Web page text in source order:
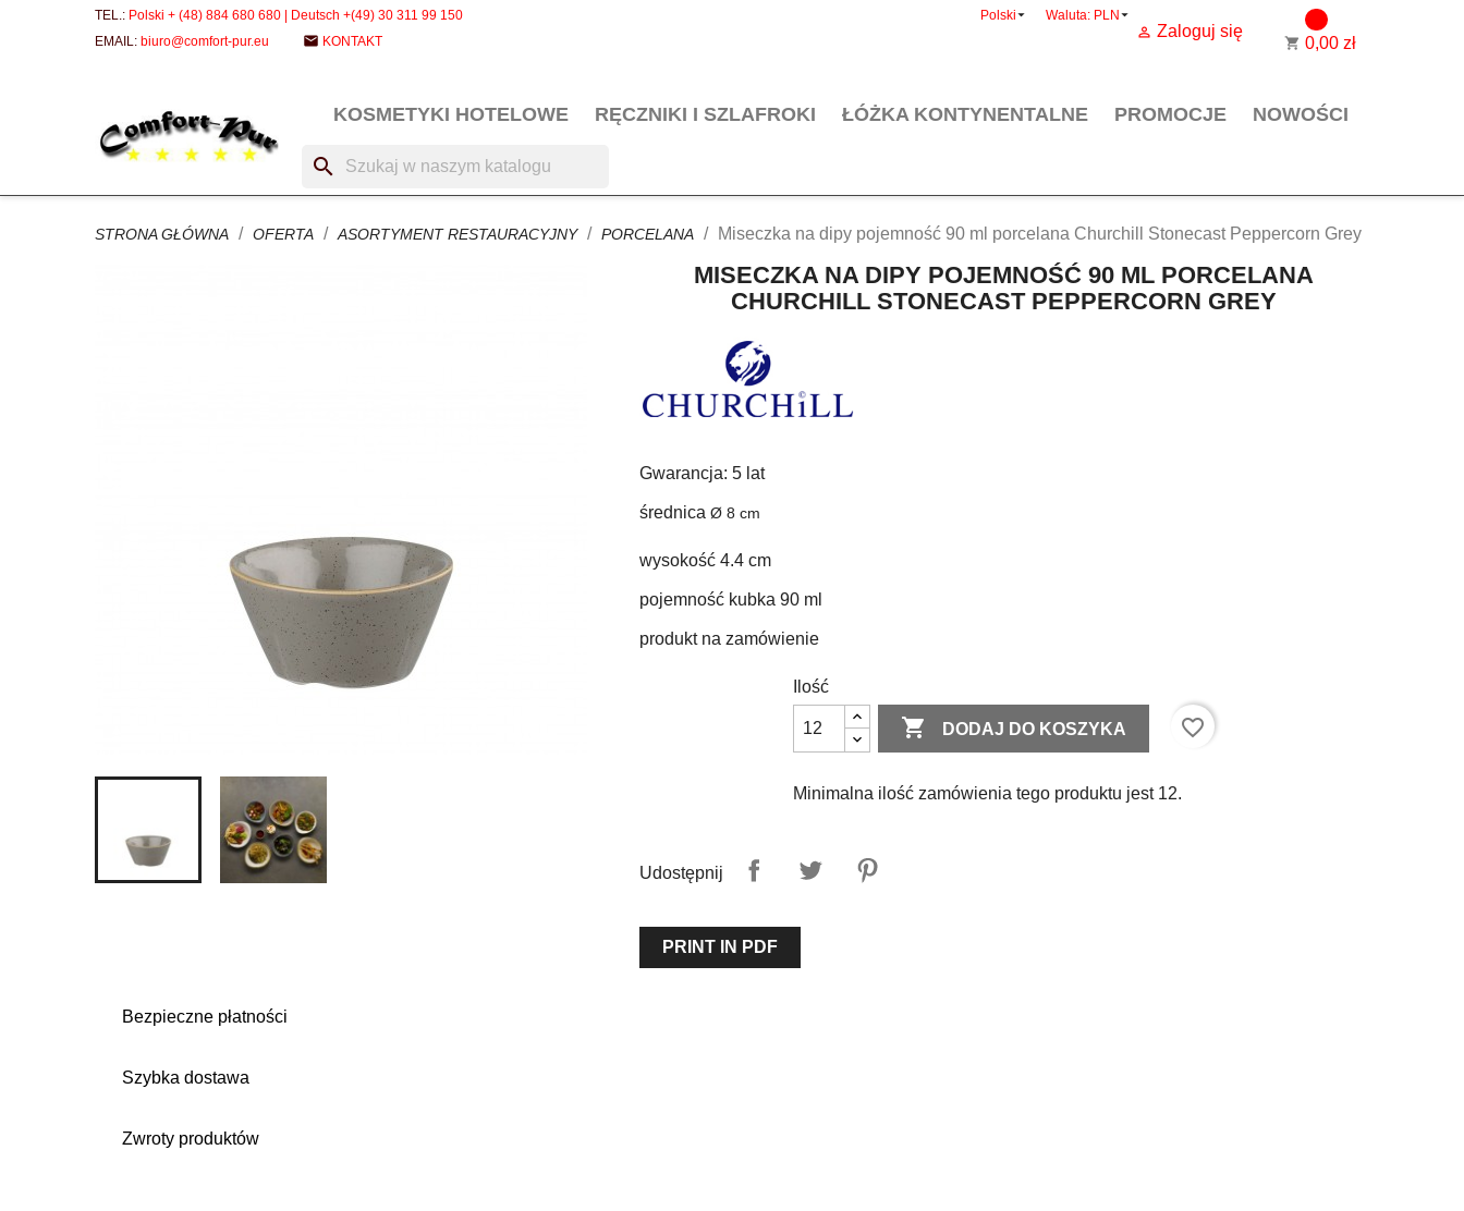
TEL.: Polski + (48) 884 680 680 | Deutsch +(49) 30 311 99 150
EMAIL: biuro@comfort-pur.eu email KONTAKT
Polski Waluta: PLN
 Zaloguj się
shopping_cart 0,00 zł
KOSMETYKI HOTELOWE RĘCZNIKI I SZLAFROKI ŁÓŻKA KONTYNENTALNE PROMOCJE NOWOŚCI
search
STRONA GŁÓWNA OFERTA ASORTYMENT RESTAURACYJNY PORCELANA Miseczka na dipy pojemność 90 ml porcelana Churchill Stonecast Peppercorn Grey
MISECZKA NA DIPY POJEMNOŚĆ 90 ML PORCELANA
CHURCHILL STONECAST PEPPERCORN GREY
Gwarancja: 5 lat
średnica Ø 8 cm
wysokość 4.4 cm
pojemność kubka 90 ml
produkt na zamówienie
Ilość
 DODAJ DO KOSZYKA favorite_border
Minimalna ilość zamówienia tego produktu jest 12.
Udostępnij
PRINT IN PDF
Bezpieczne płatności
Szybka dostawa
Zwroty produktów